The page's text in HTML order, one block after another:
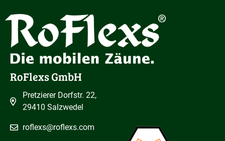
RoFlexs GmbH
Pretzierer Dorfstr. 22,
29410 Salzwedel
roflexs@roflexs.com